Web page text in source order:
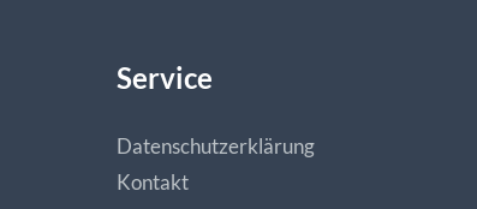
Service
Datenschutzerklärung
Kontakt